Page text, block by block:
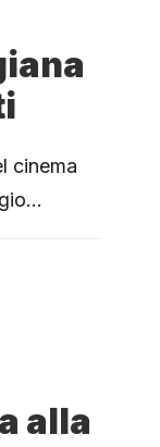
cinema
alla